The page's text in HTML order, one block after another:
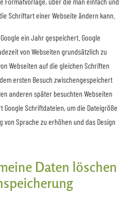
Schriftart einer Webseite ändern kann.
ein Jahr gespeichert. Google
von Webseiten grundsätzlich zu
Webseiten auf die gleichen Schriften
ersten Besuch zwischengespeichert
anderen später besuchten Webseiten
Google Schriftdateien, um die Dateigröße
von Sprache zu erhöhen und das Design
Daten löschen